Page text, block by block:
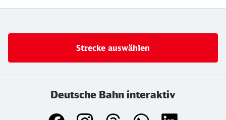
Strecke auswählen
Deutsche Bahn interaktiv